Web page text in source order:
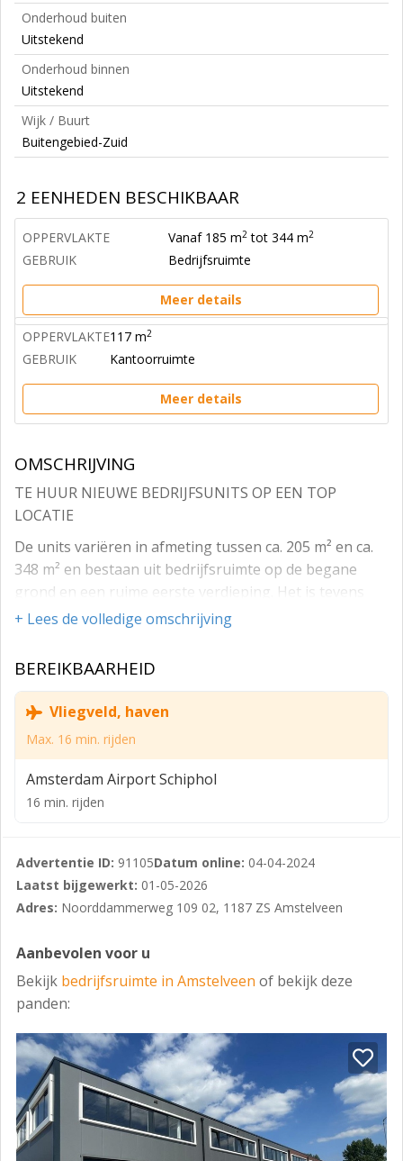
Onderhoud buiten
Uitstekend
Onderhoud binnen
Uitstekend
Wijk / Buurt
Buitengebied-Zuid
2 EENHEDEN BESCHIKBAAR
OPPERVLAKTE Vanaf 185 m2 tot 344 m2
GEBRUIK Bedrijfsruimte
Meer details
OPPERVLAKTE117 m2
GEBRUIK Kantoorruimte
Meer details
OMSCHRIJVING
TE HUUR NIEUWE BEDRIJFSUNITS OP EEN TOP
LOCATIE
De units variëren in afmeting tussen ca. 205 m² en ca.
348 m² en bestaan uit bedrijfsruimte op de begane
grond en een ruime eerste verdieping. Het is tevens
mogelijk om units te combineren om zo een geschikte
Het energiezuinige gebouw is voorzien van duurzame
installaties (zonnepanelen, airco units en led
verlichting) en hoogwaardige geïsoleerde gevels
waardoor het gebouw een moderne uitstraling heeft.
Het gebouw heeft een dakrandhoogte van ca. 8,5
meter.
De zelfstandige bedrijfsunits, welke naast de
toegangsdeur, grote elektrische overheaddeur, toilet,
pantry, internet aansluiting en nutsvoorzieningen.
Bereikbaarheid:
Amstelveen profiteert van een goede bereikbaarheid
A2 à Amsterdam - Maastricht - België
A4 à Amsterdam - Den Haag - Rotterdam
A9 à Amstelveen - Schiphol.
Ligging:
De Noorddammerweg 109 in Amstelveen is zeer goed
bereikbaar en bevindt zich op bedrijventerrein De
+ Lees de volledige omschrijving
BEREIKBAARHEID
Vliegveld, haven
Max. 16 min. rijden
Amsterdam Airport Schiphol
16 min. rijden
Advertentie ID: 91105Datum online: 04-04-2024
Laatst bijgewerkt: 01-05-2026
Adres: Noorddammerweg 109 02, 1187 ZS Amstelveen
Aanbevolen voor u
Bekijk bedrijfsruimte in Amstelveen of bekijk deze
panden: